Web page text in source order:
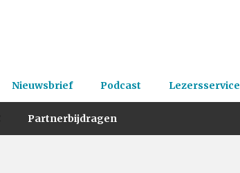
Nieuwsbrief Podcast Lezersservice
Partnerbijdragen